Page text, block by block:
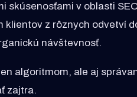
skúsenosťami v oblasti
z rôznych odvetví
návštevnosť.
algoritmom, ale aj
zajtra.